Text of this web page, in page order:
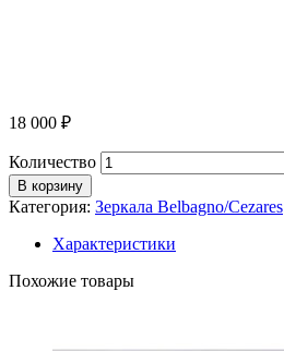
18 000 ₽
Количество
В корзину
Категория: Зеркала Belbagno/Cezares
Характеристики
Похожие товары